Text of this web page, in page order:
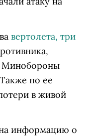
вертолета, три
Минобороны
по ее
в живой
информацию о